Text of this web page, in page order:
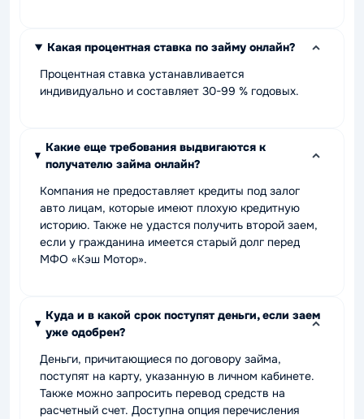
Какая процентная ставка по займу онлайн?
Процентная ставка устанавливается
индивидуально и составляет 30-99 % годовых.
Какие еще требования выдвигаются к
получателю займа онлайн?
Компания не предоставляет кредиты под залог
авто лицам, которые имеют плохую кредитную
историю. Также не удастся получить второй заем,
если у гражданина имеется старый долг перед
МФО «Кэш Мотор».
Куда и в какой срок поступят деньги, если заем
уже одобрен?
Деньги, причитающиеся по договору займа,
поступят на карту, указанную в личном кабинете.
Также можно запросить перевод средств на
расчетный счет. Доступна опция перечисления